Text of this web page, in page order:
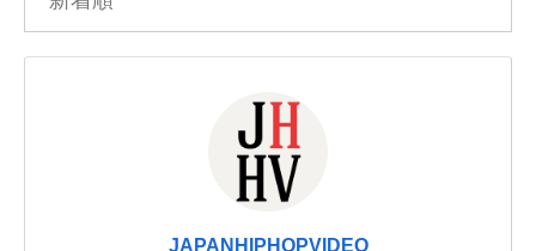
JAPANHIPHOPVIDEO